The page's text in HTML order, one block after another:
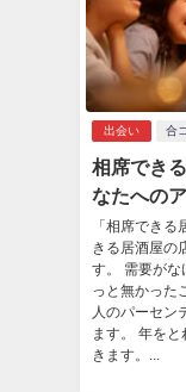
出会い 合
相席でき
なたへの
「相席でき
きる居酒屋の
す。 需要がな
っと無かった
人のパーセン
ます。 年を
きます。...